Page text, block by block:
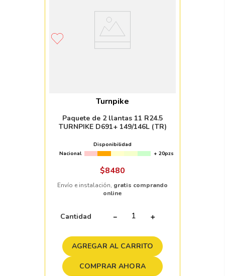
Turnpike
Paquete de 2 llantas 11 R24.5
TURNPIKE D691+ 149/146L (TR)
Disponibilidad
Nacional
+ 20pzs
$8480
Envío e instalación, gratis comprando
online
Cantidad ＋
－
AGREGAR AL CARRITO
COMPRAR AHORA